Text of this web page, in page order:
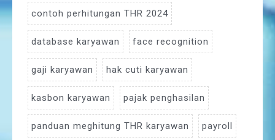
contoh perhitungan THR 2024
database karyawan face recognition
gaji karyawan hak cuti karyawan
kasbon karyawan pajak penghasilan
panduan meghitung THR karyawan payroll